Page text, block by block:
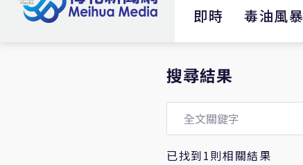
即時 毒油風暴
搜尋結果
已找到1則相關結果